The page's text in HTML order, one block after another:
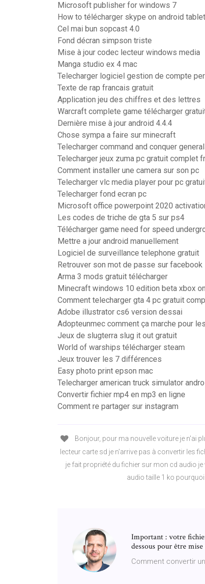
Microsoft publisher for windows 7
How to télécharger skype on android tablet
Cel mai bun sopcast 4.0
Fond décran simpson triste
Mise à jour codec lecteur windows media
Manga studio ex 4 mac
Telecharger logiciel gestion de compte
Texte de rap francais gratuit
Application jeu des chiffres et des lettres
Warcraft complete game télécharger
Dernière mise à jour android 4.4.4
Chose sympa a faire sur minecraft
Telecharger command and conquer
Telecharger jeux zuma pc gratuit complet
Comment installer une camera sur son pc
Telecharger vlc media player pour pc
Telecharger fond ecran pc
Microsoft office powerpoint 2020
Les codes de triche de gta 5 sur ps4
Télécharger game need for speed
Mettre a jour android manuellement
Logiciel de surveillance telephone gratuit
Retrouver son mot de passe sur facebook
Arma 3 mods gratuit télécharger
Minecraft windows 10 edition beta xbox
Comment telecharger gta 4 pc gratuit
Adobe illustrator cs6 version dessai
Adopteunmec comment ça marche pour
Jeux de slugterra slug it out gratuit
World of warships télécharger steam
Jeux trouver les 7 différences
Easy photo print epson mac
Telecharger american truck simulator
Convertir fichier mp4 en mp3 en ligne
Comment re partager sur instagram
Bonjour, pour ma nouvelle voiture je n'ai
lecteur carte sd je n'arrive pas à convertir les
je fait propriété du fichier sur mon cd audio
audio taille 1 ko
Important : votre
dessous pour être
Comment convertir